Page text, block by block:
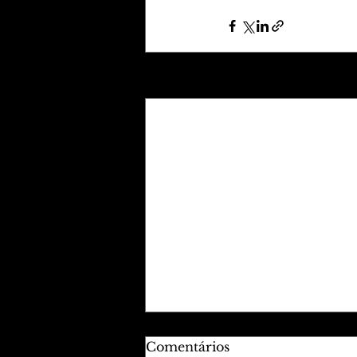
Comentários